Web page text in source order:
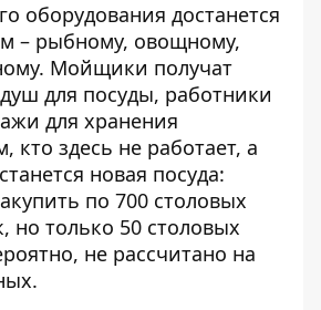
оборудования достанется
– рыбному, овощному,
Мойщики получат
для посуды, работники
для хранения
кто здесь не работает, а
новая посуда:
по 700 столовых
но только 50 столовых
не рассчитано на